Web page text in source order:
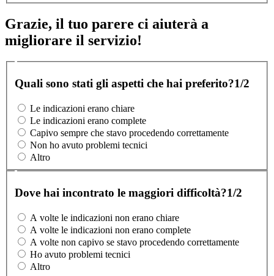
Grazie, il tuo parere ci aiuterà a
migliorare il servizio!
Quali sono stati gli aspetti che hai preferito?1/2
Le indicazioni erano chiare
Le indicazioni erano complete
Capivo sempre che stavo procedendo correttamente
Non ho avuto problemi tecnici
Altro
Dove hai incontrato le maggiori difficoltà?1/2
A volte le indicazioni non erano chiare
A volte le indicazioni non erano complete
A volte non capivo se stavo procedendo correttamente
Ho avuto problemi tecnici
Altro